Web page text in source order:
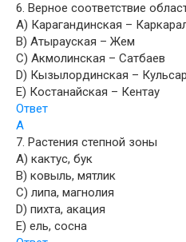
6. Верное соответствие
A) Карагандинская –
B) Атырауская – Жем
C) Акмолинская – Сатбаев
D) Кызылординская –
E) Костанайская – Кентау
Ответ
A
7. Растения степной зоны
A) кактус, бук
B) ковыль, мятлик
C) липа, магнолия
D) пихта, акация
E) ель, сосна